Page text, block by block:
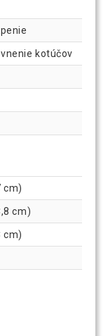
kotúčov
cm)
cm)
cm)